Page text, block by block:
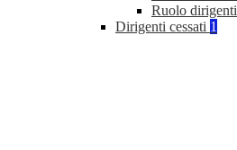
Ruolo dirigenti
Dirigenti cessati 1